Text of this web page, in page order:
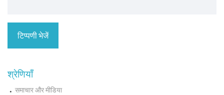
श्रेणियाँ
समाचार और मीडिया